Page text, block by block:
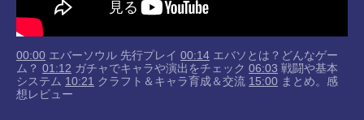
00:00 エバーソウル 先行プレイ 00:14 エバソとは？どんなゲー
ム？ 01:12 ガチャでキャラや演出をチェック 06:03 戦闘や基本
システム 10:21 クラフト＆キャラ育成＆交流 15:00 まとめ。感
想レビュー